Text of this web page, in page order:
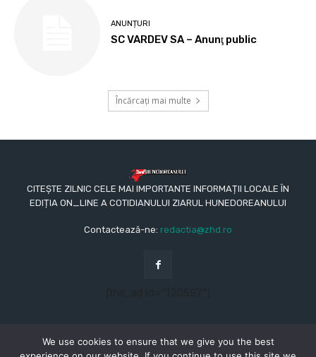
ANUNȚURI
SC VARDEV SA – Anunţ public
Încărcați mai multe
CITEȘTE ZILNIC CELE MAI IMPORTANTE INFORMAȚII LOCALE ÎN
EDIȚIA ON_LINE A COTIDIANULUI ZIARUL HUNEDOREANULUI
Contactează-ne: redactia@zhd.ro
We use cookies to ensure that we give you the best